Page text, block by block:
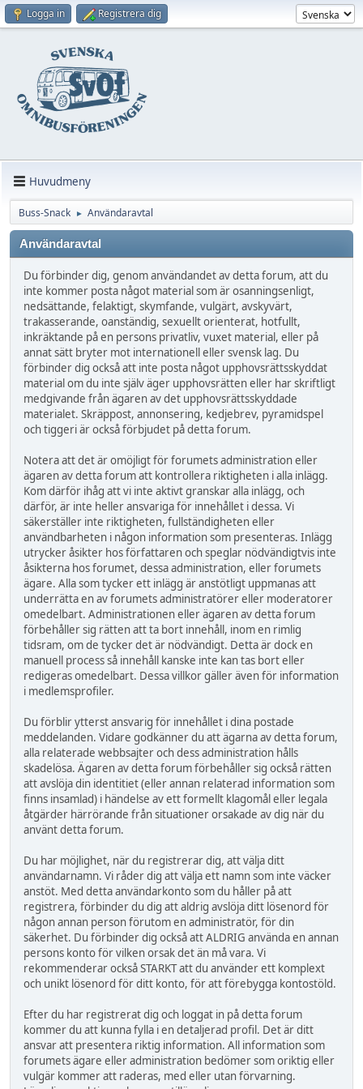
Logga in Registrera dig
Huvudmeny
Buss-Snack ► Användaravtal
Användaravtal
Du förbinder dig, genom användandet av detta forum, att du
inte kommer posta något material som är osanningsenligt,
nedsättande, felaktigt, skymfande, vulgärt, avskyvärt,
trakasserande, oanständig, sexuellt orienterat, hotfullt,
inkräktande på en persons privatliv, vuxet material, eller på
annat sätt bryter mot internationell eller svensk lag. Du
förbinder dig också att inte posta något upphovsrättsskyddat
material om du inte själv äger upphovsrätten eller har skriftligt
medgivande från ägaren av det upphovsrättsskyddade
materialet. Skräppost, annonsering, kedjebrev, pyramidspel
och tiggeri är också förbjudet på detta forum.
Notera att det är omöjligt för forumets administration eller
ägaren av detta forum att kontrollera riktigheten i alla inlägg.
Kom därför ihåg att vi inte aktivt granskar alla inlägg, och
därför, är inte heller ansvariga för innehållet i dessa. Vi
säkerställer inte riktigheten, fullständigheten eller
användbarheten i någon information som presenteras. Inlägg
utrycker åsikter hos författaren och speglar nödvändigtvis inte
åsikterna hos forumet, dessa administration, eller forumets
ägare. Alla som tycker ett inlägg är anstötligt uppmanas att
underrätta en av forumets administratörer eller moderatorer
omedelbart. Administrationen eller ägaren av detta forum
förbehåller sig rätten att ta bort innehåll, inom en rimlig
tidsram, om de tycker det är nödvändigt. Detta är dock en
manuell process så innehåll kanske inte kan tas bort eller
redigeras omedelbart. Dessa villkor gäller även för information
i medlemsprofiler.
Du förblir ytterst ansvarig för innehållet i dina postade
meddelanden. Vidare godkänner du att ägarna av detta forum,
alla relaterade webbsajter och dess administration hålls
skadelösa. Ägaren av detta forum förbehåller sig också rätten
att avslöja din identitiet (eller annan relaterad information som
finns insamlad) i händelse av ett formellt klagomål eller legala
åtgärder härrörande från situationer orsakade av dig när du
använt detta forum.
Du har möjlighet, när du registrerar dig, att välja ditt
användarnamn. Vi råder dig att välja ett namn som inte väcker
anstöt. Med detta användarkonto som du håller på att
registrera, förbinder du dig att aldrig avslöja ditt lösenord för
någon annan person förutom en administratör, för din
säkerhet. Du förbinder dig också att ALDRIG använda en annan
persons konto för vilken orsak det än må vara. Vi
rekommenderar också STARKT att du använder ett komplext
och unikt lösenord för ditt konto, för att förebygga kontostöld.
Efter du har registrerat dig och loggat in på detta forum
kommer du att kunna fylla i en detaljerad profil. Det är ditt
ansvar att presentera riktig information. All information som
forumets ägare eller administration bedömer som oriktig eller
vulgär kommer att raderas, med eller utan förvarning.